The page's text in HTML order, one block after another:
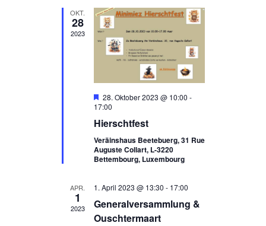
c
h
t
e
n
-
g
a
s
a
l
A
c
w
OKT.
28
2023
H
e
v
r
g
e
b
e
n
28. Oktober 2023 @ 10:00 -
17:00
Hierschtfest
Veräinshaus Beetebuerg, 31 Rue
Auguste Collart, L-3220
Bettembourg, Luxembourg
APR.
1
2023
1. April 2023 @ 13:30 - 17:00
Generalversammlung &
Ouschtermaart